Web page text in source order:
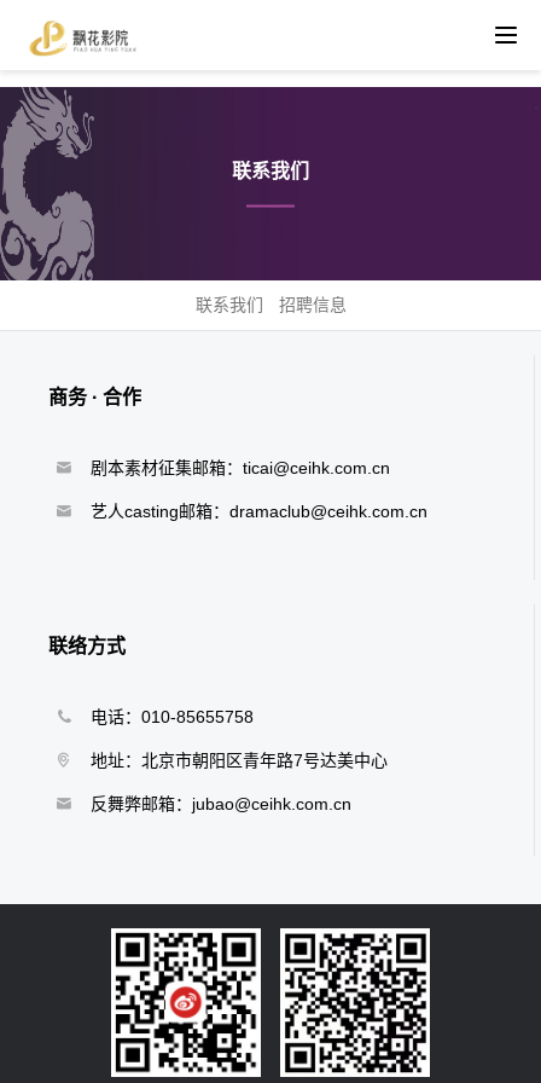
联系我们
联系我们 招聘信息
商务 · 合作
剧本素材征集邮箱：ticai@ceihk.com.cn
艺人casting邮箱：dramaclub@ceihk.com.cn
联络方式
电话：010-85655758
地址：北京市朝阳区青年路7号达美中心
反舞弊邮箱：jubao@ceihk.com.cn